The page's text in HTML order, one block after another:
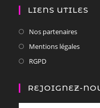
LIENS UTILES
Nos partenaires
Mentions légales
RGPD
REJOIGNEZ-